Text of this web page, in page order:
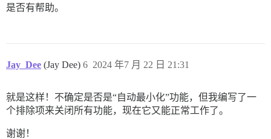
是否有帮助。
Jay_Dee (Jay Dee) 2024 年7 月 22 日 21:31
6
就是这样！不确定是否是“自动最小化”功能，但我编写了一
个排除项来关闭所有功能，现在它又能正常工作了。
谢谢！